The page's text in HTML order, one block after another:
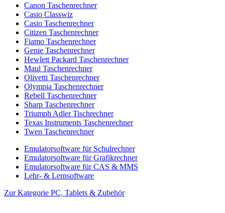
Canon Taschenrechner
Casio Classwiz
Casio Taschenrechner
Citizen Taschenrechner
Fiamo Taschenrechner
Genie Taschenrechner
Hewlett Packard Taschenrechner
Maul Taschenrechner
Olivetti Taschenrechner
Olympia Taschenrechner
Rebell Taschenrechner
Sharp Taschenrechner
Triumph Adler Tischrechner
Texas Instruments Taschenrechner
Twen Taschenrechner
Emulatorsoftware für Schulrechner
Emulatorsoftware für Grafikrechner
Emulatorsoftware für CAS & MMS
Lehr- & Lernsoftware
Zur Kategorie PC, Tablets & Zubehör